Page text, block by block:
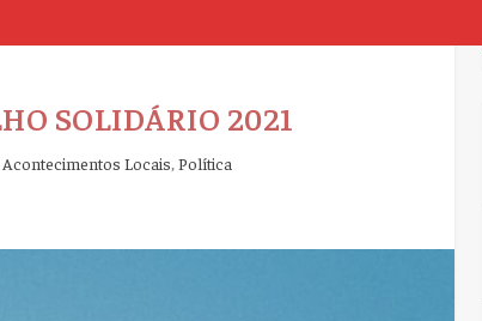
SOLIDÁRIO 2021
Acontecimentos Locais,Política